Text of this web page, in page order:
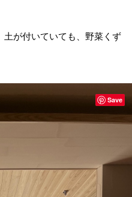
土が付いていても、野菜くず
Save